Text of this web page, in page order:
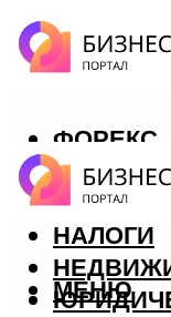
ФОРЕКС
БИЗНЕС
КРЕДИТЫ
НАЛОГИ
МЕНЮ